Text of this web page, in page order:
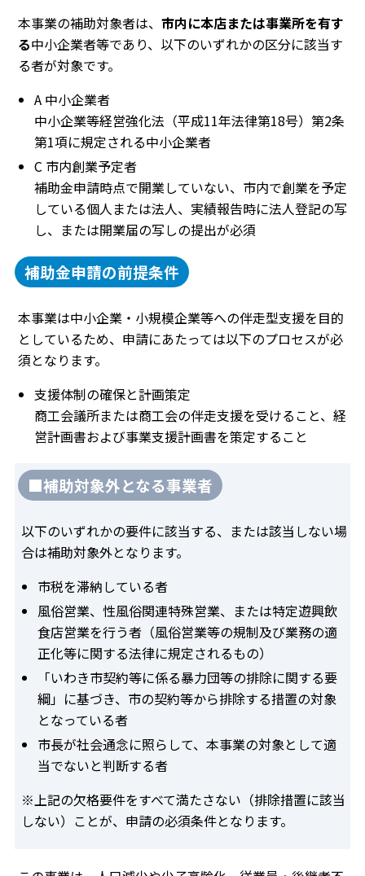
本事業の補助対象者は、 市内に本店または事業所を有す
る中小企業者等であり、以下のいずれかの区分に該当す
る者が対象です。
A 中小企業者
中小企業等経営強化法（平成11年法律第18号）第2条
第1項に規定される中小企業者
C 市内創業予定者
補助金申請時点で開業していない、市内で創業を予定
している個人または法人、実績報告時に法人登記の写
し、または開業届の写しの提出が必須
補助金申請の前提条件
本事業は中小企業・小規模企業等への伴走型支援を目的
としているため、申請にあたっては以下のプロセスが必
須となります。
支援体制の確保と計画策定
商工会議所または商工会の伴走支援を受けること、経
営計画書および事業支援計画書を策定すること
■補助対象外となる事業者
以下のいずれかの要件に該当する、または該当しない場
合は補助対象外となります。
市税を滞納している者
風俗営業、性風俗関連特殊営業、または特定遊興飲
食店営業を行う者（風俗営業等の規制及び業務の適
正化等に関する法律に規定されるもの）
「いわき市契約等に係る暴力団等の排除に関する要
綱」に基づき、市の契約等から排除する措置の対象
となっている者
市長が社会通念に照らして、本事業の対象として適
当でないと判断する者
※上記の欠格要件をすべて満たさない（排除措置に該当
しない）ことが、申請の必須条件となります。